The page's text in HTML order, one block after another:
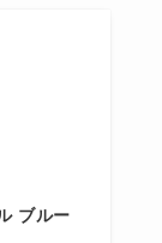
ブルー